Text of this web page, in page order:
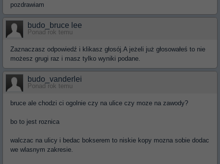
pozdrawiam
budo_bruce lee
Ponad rok temu
Zaznaczasz odpowiedź i klikasz głosój.A jeżeli już głosowałeś to nie
możesz grugi raz i masz tylko wyniki podane.
budo_vanderlei
Ponad rok temu
bruce ale chodzi ci ogolnie czy na ulice czy moze na zawody?
bo to jest roznica
walczac na ulicy i bedac bokserem to niskie kopy mozna sobie dodac
we wlasnym zakresie.